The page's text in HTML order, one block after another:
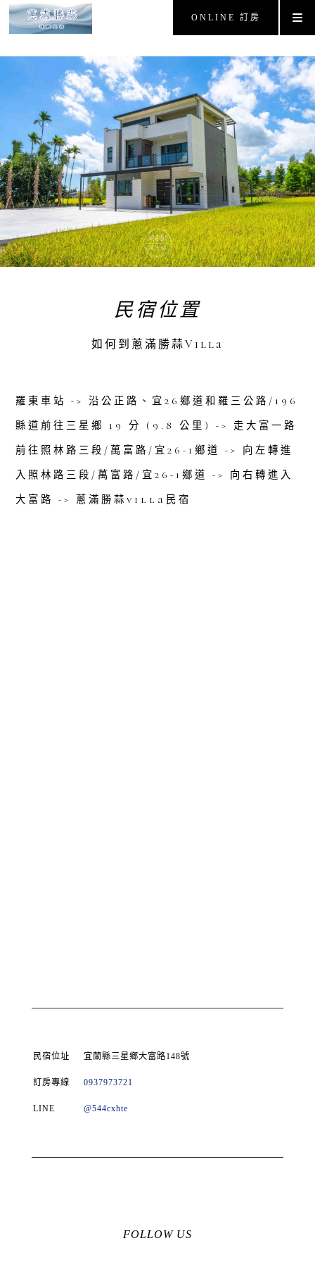
ONLINE 訂房
民宿位置
如何到蔥滿勝蒜Villa
羅東車站 -> 沿公正路、宜26鄉道和羅三公路/196
縣道前往三星鄉 19 分 (9.8 公里) -> 走大富一路
前往照林路三段/萬富路/宜26-1鄉道 -> 向左轉進
入照林路三段/萬富路/宜26-1鄉道 -> 向右轉進入
大富路 -> 蔥滿勝蒜villa民宿
民宿位址 宜蘭縣三星鄉大富路148號
訂房專線 0937973721
LINE @544cxhte
FOLLOW US